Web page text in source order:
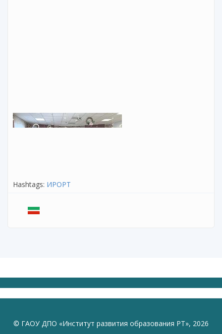
Hashtags: ИРОРТ
© ГАОУ ДПО «Институт развития образования РТ», 2026